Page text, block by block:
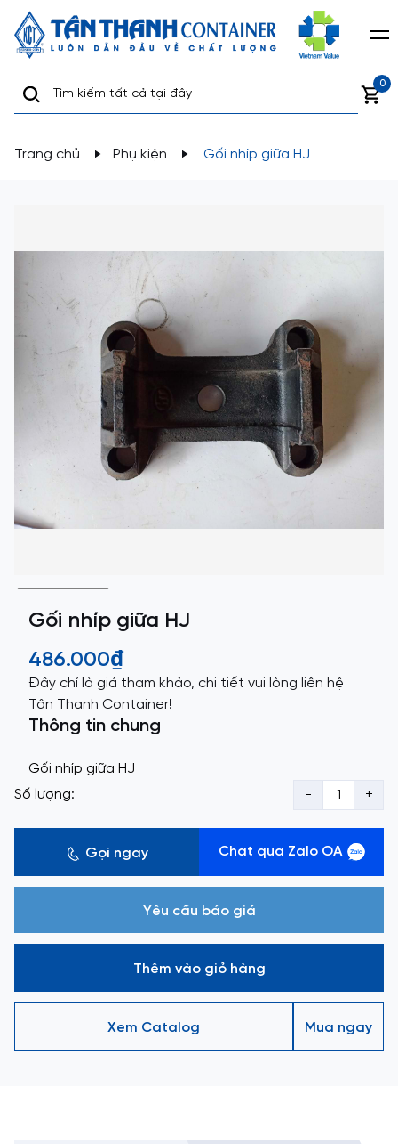
0
Trang chủ Phụ kiện Gối nhíp giữa HJ
Gối nhíp giữa HJ
486.000₫
Đây chỉ là giá tham khảo, chi tiết vui lòng liên hệ
Tân Thanh Container!
Thông tin chung
Gối nhíp giữa HJ
Số lượng:
- +
Gọi ngay Chat qua Zalo OA
Yêu cầu báo giá
Thêm vào giỏ hàng
Xem Catalog Mua ngay